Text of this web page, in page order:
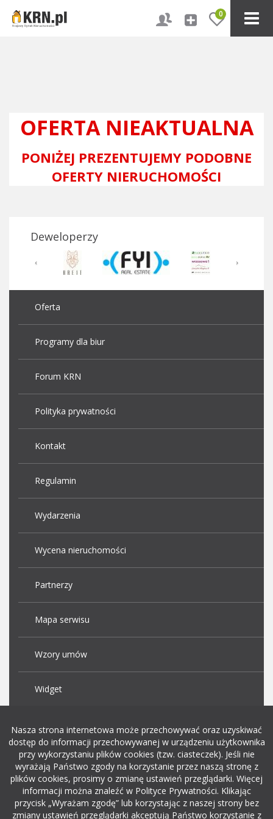
0
OFERTA NIEAKTUALNA
PONIŻEJ PREZENTUJEMY PODOBNE
OFERTY NIERUCHOMOŚCI
Deweloperzy
Oferta
Programy dla biur
Forum KRN
Polityka prywatności
Kontakt
Regulamin
Wydarzenia
Wycena nieruchomości
Partnerzy
Mapa serwisu
Wzory umów
Widget
Dodaj ogłoszenie o pracę
rekrutacja w it
Nasza strona internetowa może przechowywać oraz uzyskiwać
dostęp do informacji przechowywanej w urządzeniu użytkownika
przy wykorzystaniu plików cookies (tzw. ciasteczek). Jeśli nie
wyrażają Państwo zgody na korzystanie przez naszą stronę z
plików cookies, prosimy o zmianę ustawień przeglądarki. Więcej
informacji można znaleźć w Polityce Prywatności. Klikając
przycisk „Wyrażam zgodę” lub korzystając z naszej strony bez
zmiany ustawień przeglądarki akceptują Państwo korzystanie z